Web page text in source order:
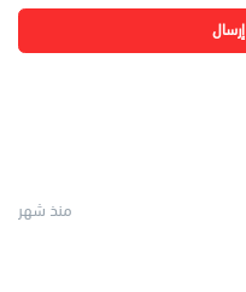
إرسال
منذ شهر